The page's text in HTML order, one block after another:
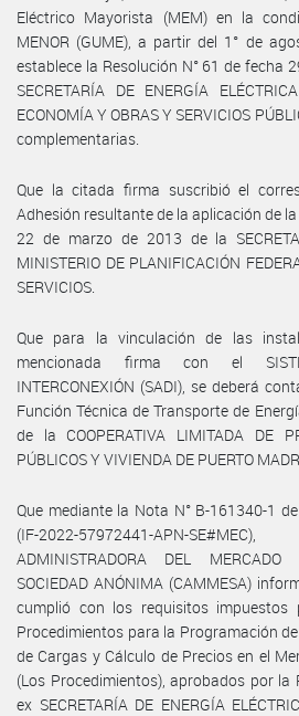
Eléctrico Mayorista (MEM) en la
MENOR (GUME), a partir del 1° de
establece la Resolución N° 61 de fecha
SECRETARÍA DE ENERGÍA
ECONOMÍA Y OBRAS Y SERVICIOS
complementarias.
Que la citada firma suscribió el
Adhesión resultante de la aplicación de
22 de marzo de 2013 de la
MINISTERIO DE PLANIFICACIÓN
SERVICIOS.
Que para la vinculación de las
mencionada firma con el
INTERCONEXIÓN (SADI), se deberá
Función Técnica de Transporte de
de la COOPERATIVA LIMITADA DE
PÚBLICOS Y VIVIENDA DE PUERTO
Que mediante la Nota N° B-161340-1
(IF-2022-57972441-APN-
ADMINISTRADORA DEL MERCADO
SOCIEDAD ANÓNIMA (CAMMESA)
cumplió con los requisitos impuestos
Procedimientos para la Programación
de Cargas y Cálculo de Precios en el
(Los Procedimientos), aprobados por la
ex SECRETARÍA DE ENERGÍA